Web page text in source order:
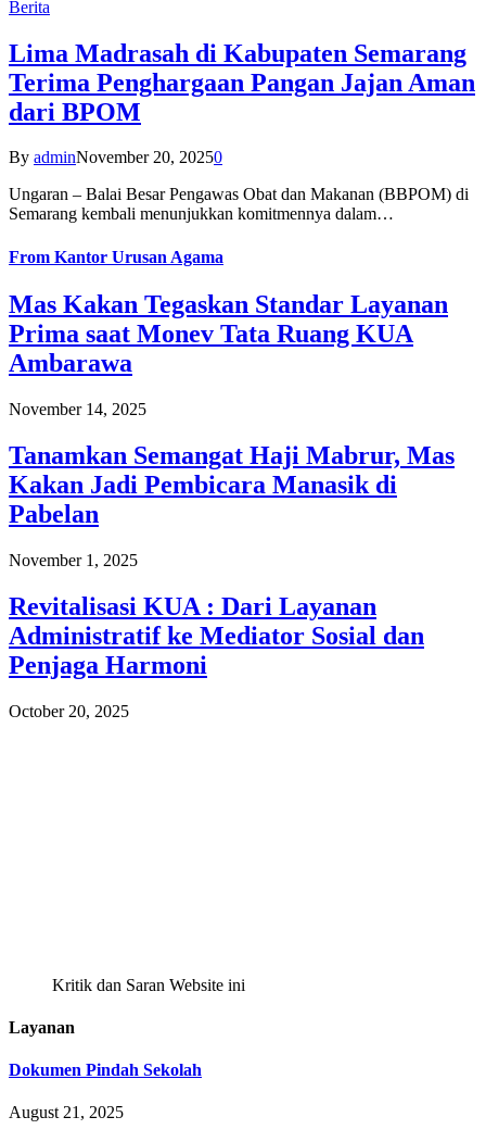
Berita
Lima Madrasah di Kabupaten Semarang
Terima Penghargaan Pangan Jajan Aman
dari BPOM
By adminNovember 20, 20250
Ungaran – Balai Besar Pengawas Obat dan Makanan (BBPOM) di
Semarang kembali menunjukkan komitmennya dalam…
From Kantor Urusan Agama
Mas Kakan Tegaskan Standar Layanan
Prima saat Monev Tata Ruang KUA
Ambarawa
November 14, 2025
Tanamkan Semangat Haji Mabrur, Mas
Kakan Jadi Pembicara Manasik di
Pabelan
November 1, 2025
Revitalisasi KUA : Dari Layanan
Administratif ke Mediator Sosial dan
Penjaga Harmoni
October 20, 2025
Kritik dan Saran Website ini
Layanan
Dokumen Pindah Sekolah
August 21, 2025